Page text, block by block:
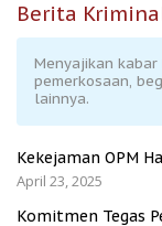
Berita
Menyajikan
pemerkosaan,
lainnya.
Kekejaman OPM
April 23, 2025
Komitmen Tegas